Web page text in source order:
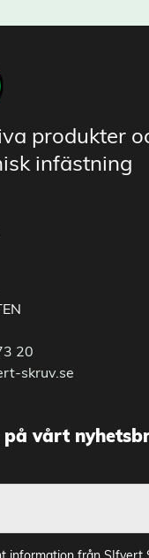
produkter
infästning
20
skruv.se
på vårt